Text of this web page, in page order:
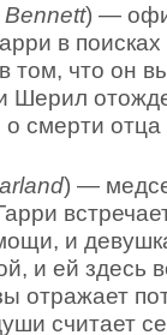
Bennett) —
в
том, что он
Шерил
смерти отца
) —
и
и ей здесь
отражает
считает